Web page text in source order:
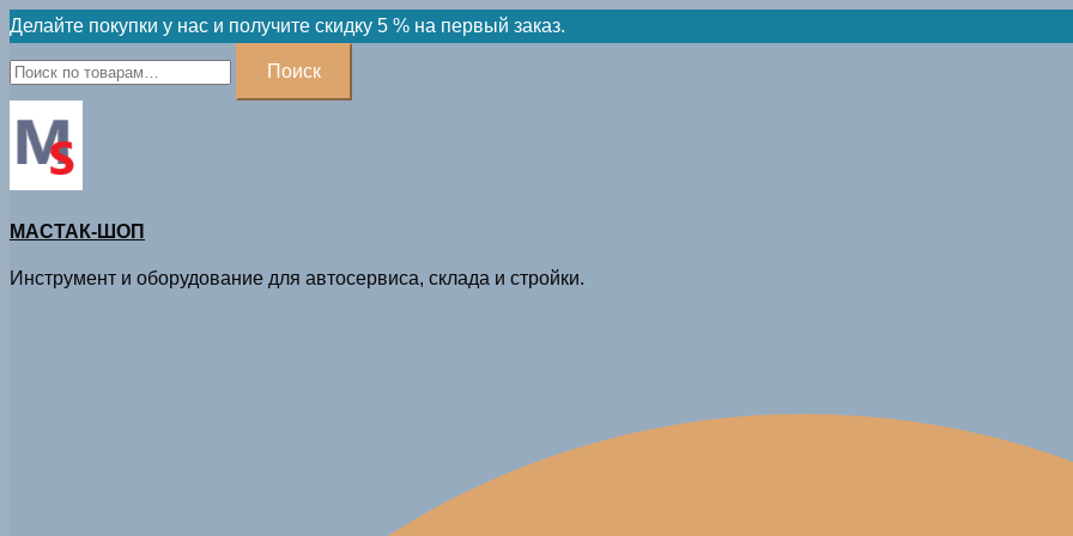
Skip
to
content
Делайте покупки у нас и получите скидку 5 % на первый заказ.
Искать:
Поиск
МАСТАК-ШОП
Инструмент и оборудование для автосервиса, склада и стройки.